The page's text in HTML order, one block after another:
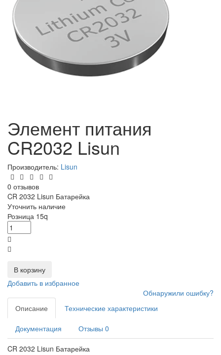
Элемент питания
CR2032 Lisun
Производитель: Lisun
0 отзывов
CR 2032 Lisun Батарейка
Уточнить наличие
Розница 15q
В корзину
Добавить в избранное
Обнаружили ошибку?
Описание
Технические характеристики
Документация Отзывы 0
CR 2032 Lisun Батарейка